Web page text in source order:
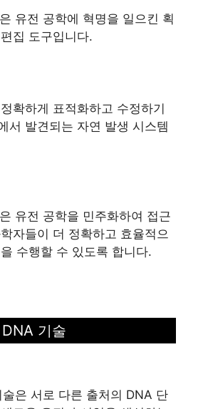
유전 공학에 혁명을 일으킨 획
집 도구입니다.
확하게 표적화하고 수정하기
서 발견되는 자연 발생 시스템
유전 공학을 민주화하여 접근
자들이 더 정확하고 효율적으
수행할 수 있도록 합니다.
기술
은 서로 다른 출처의 DNA 단